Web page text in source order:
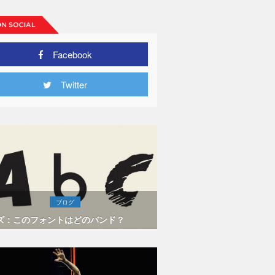
Facebook
Twitter
ブログ
：このフォントはどのバンド？